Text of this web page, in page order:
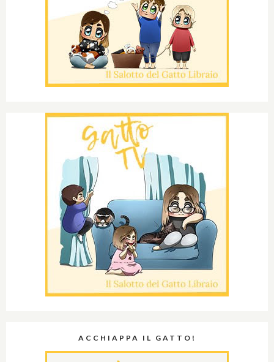
ACCHIAPPA IL GATTO!